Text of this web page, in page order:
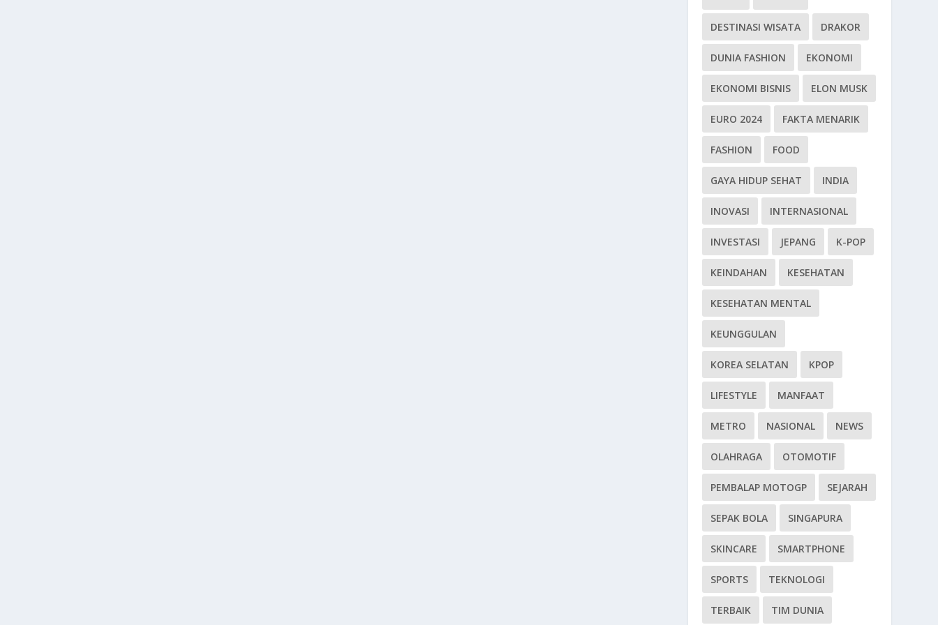
DESTINASI WISATA DRAKOR
DUNIA FASHION EKONOMI
EKONOMI BISNIS ELON MUSK
EURO 2024 FAKTA MENARIK
FASHION FOOD
GAYA HIDUP SEHAT INDIA
INOVASI INTERNASIONAL
INVESTASI JEPANG K-POP
KEINDAHAN KESEHATAN
KESEHATAN MENTAL
KEUNGGULAN
KOREA SELATAN KPOP
LIFESTYLE MANFAAT
METRO NASIONAL NEWS
OLAHRAGA OTOMOTIF
PEMBALAP MOTOGP SEJARAH
SEPAK BOLA SINGAPURA
SKINCARE SMARTPHONE
SPORTS TEKNOLOGI
TERBAIK TIM DUNIA